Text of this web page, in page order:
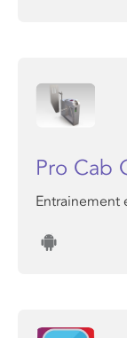
Pro Cab
Entrainement